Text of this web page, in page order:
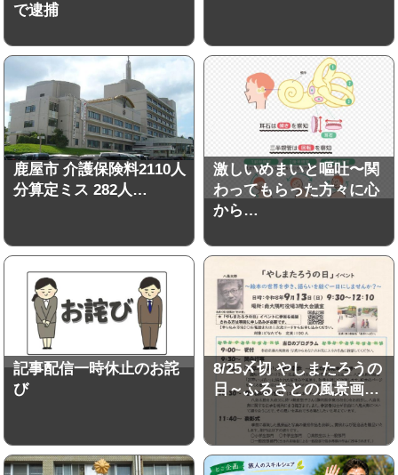
で逮捕
鹿屋市 介護保険料2110人
分算定ミス 282人…
激しいめまいと嘔吐〜関
わってもらった方々に心
から…
記事配信一時休止のお詫
び
8/25〆切 やしまたろうの
日～ふるさとの風景画…